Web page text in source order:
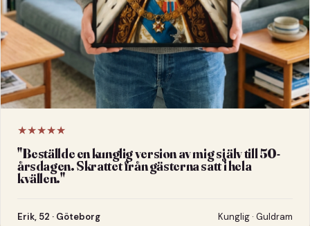
★★★★★
"Beställde en kunglig version av mig själv till 50-
årsdagen. Skrattet från gästerna satt i hela
kvällen."
Erik, 52 · Göteborg Kunglig · Guldram